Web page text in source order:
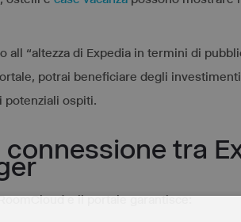
all “altezza di Expedia in termini di
potrai beneficiare degli
potenziali ospiti.
tra
e il portale garantisce: